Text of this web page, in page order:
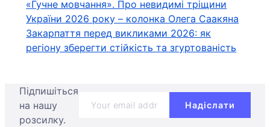
Навігація
записів
«Гучне мовчання». Про невидимі тріщини
України 2026 року – колонка Олега Саакяна
Закарпаття перед викликами 2026: як
регіону зберегти стійкість та згуртованість
Підпишіться
на нашу
розсилку.